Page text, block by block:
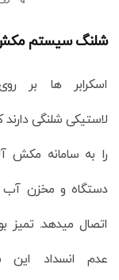
شلنگ سیستم مکش
اسکرابر ها بر
لاستیکی شلنگی
را به سامانه مکش
دستگاه و مخزن آب
اتصال میدهد. تمیز
عدم انسداد این